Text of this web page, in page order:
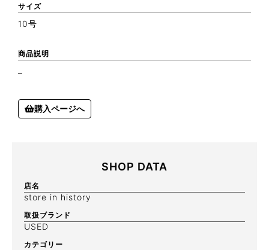
サイズ
10号
商品説明
–
購入ページへ
SHOP DATA
店名
store in history
取扱ブランド
USED
カテゴリー